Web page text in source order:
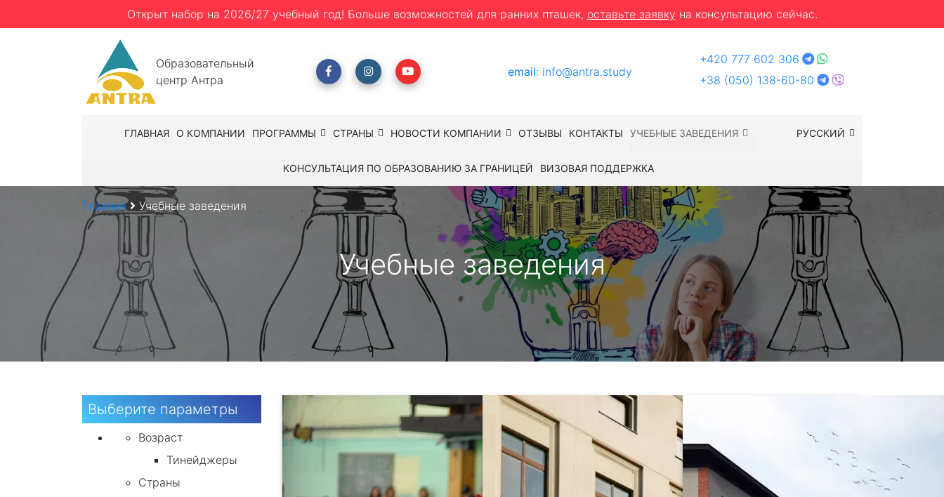
Открыт набор на 2026/27 учебный год! Больше возможностей для ранних пташек, оставьте заявку на консультацию сейчас.
Образовательный
центр Антра
email: info@antra.study
+420 777 602 306
+38 (050) 138-60-80
ГЛАВНАЯ О КОМПАНИИ ПРОГРАММЫ РУССКИЙ
СТРАНЫ НОВОСТИ КОМПАНИИ ОТЗЫВЫ КОНТАКТЫ УЧЕБНЫЕ ЗАВЕДЕНИЯ
КОНСУЛЬТАЦИЯ ПО ОБРАЗОВАНИЮ ЗА ГРАНИЦЕЙ ВИЗОВАЯ ПОДДЕРЖКА
Главная Учебные заведения
Учебные заведения
Выберите параметры
Возраст
Тинейджеры
Страны